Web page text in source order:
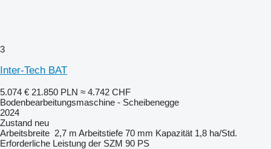
3
Inter-Tech BAT
5.074 € 21.850 PLN ≈ 4.742 CHF
Bodenbearbeitungsmaschine - Scheibenegge
2024
Zustand neu
Arbeitsbreite 2,7 m Arbeitstiefe 70 mm Kapazität 1,8 ha/Std.
Erforderliche Leistung der SZM 90 PS